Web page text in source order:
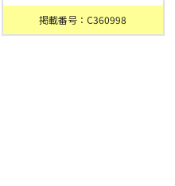
掲載番号：C360998